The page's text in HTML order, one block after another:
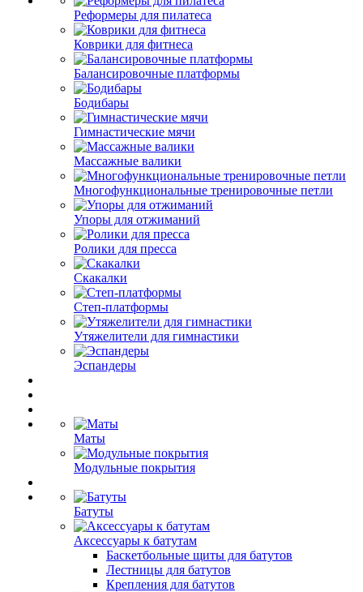
Реформеры для пилатеса
Коврики для фитнеса
Балансировочные платформы
Бодибары
Гимнастические мячи
Массажные валики
Многофункциональные тренировочные петли
Упоры для отжиманий
Ролики для пресса
Скакалки
Степ-платформы
Утяжелители для гимнастики
Эспандеры
Маты
Модульные покрытия
Батуты
Аксессуары к батутам
Баскетбольные щиты для батутов
Лестницы для батутов
Крепления для батутов